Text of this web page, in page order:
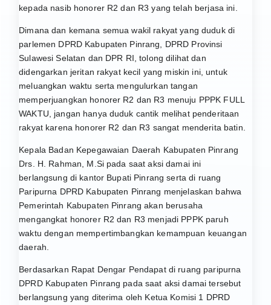
kepada nasib honorer R2 dan R3 yang telah berjasa ini.
Dimana dan kemana semua wakil rakyat yang duduk di
parlemen DPRD Kabupaten Pinrang, DPRD Provinsi
Sulawesi Selatan dan DPR RI, tolong dilihat dan
didengarkan jeritan rakyat kecil yang miskin ini, untuk
meluangkan waktu serta mengulurkan tangan
memperjuangkan honorer R2 dan R3 menuju PPPK FULL
WAKTU, jangan hanya duduk cantik melihat penderitaan
rakyat karena honorer R2 dan R3 sangat menderita batin.
Kepala Badan Kepegawaian Daerah Kabupaten Pinrang
Drs. H. Rahman, M.Si pada saat aksi damai ini
berlangsung di kantor Bupati Pinrang serta di ruang
Paripurna DPRD Kabupaten Pinrang menjelaskan bahwa
Pemerintah Kabupaten Pinrang akan berusaha
mengangkat honorer R2 dan R3 menjadi PPPK paruh
waktu dengan mempertimbangkan kemampuan keuangan
daerah.
Berdasarkan Rapat Dengar Pendapat di ruang paripurna
DPRD Kabupaten Pinrang pada saat aksi damai tersebut
berlangsung yang diterima oleh Ketua Komisi 1 DPRD